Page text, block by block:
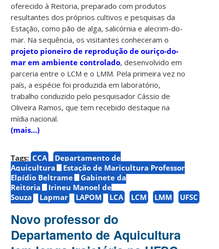
oferecido à Reitoria, preparado com produtos
resultantes dos próprios cultivos e pesquisas da
Estação, como pão de alga, salicórnia e alecrim-do-
mar. Na sequência, os visitantes conheceram o
projeto pioneiro de reprodução de ouriço-do-
mar em ambiente controlado, desenvolvido em
parceria entre o LCM e o LMM. Pela primeira vez no
país, a espécie foi produzida em laboratório,
trabalho conduzido pelo pesquisador Cássio de
Oliveira Ramos, que tem recebido destaque na
mídia nacional.
(mais…)
Tags: CCA
Departamento de
Aquicultura
Estação de Maricultura Professor
Elpídio Beltrame
Gabinete da
Reitoria
Irineu Manoel de
Souza
Lapmar LAPOM LCA LCM LMM UFSC
Novo professor do
Departamento de Aquicultura